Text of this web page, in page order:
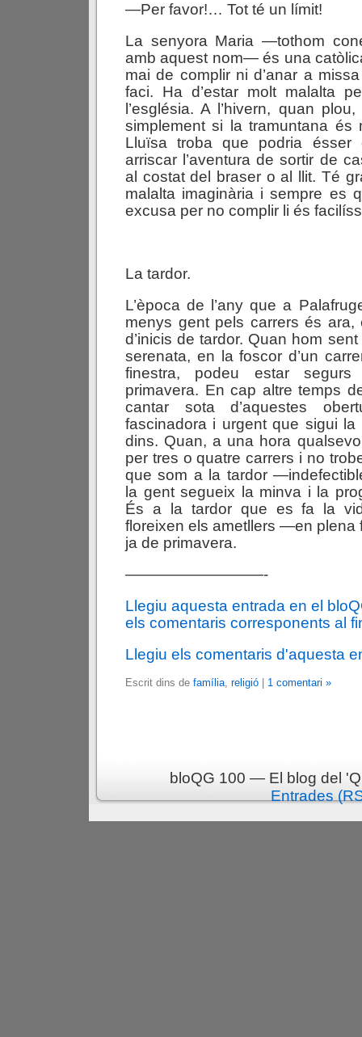
—Per favor!… Tot té un límit!
La senyora Maria —tothom
amb aquest nom— és una
mai de complir ni d’anar a
faci. Ha d’estar molt malalta
l’església. A l’hivern, quan
simplement si la tramuntana és
Lluïsa troba que podria
arriscar l’aventura de sortir de
al costat del braser o al llit. Té
malalta imaginària i sempre es
excusa per no complir li és
La tardor.
L’època de l’any que a
menys gent pels carrers és ara,
d’inicis de tardor. Quan hom
serenata, en la foscor d’un
finestra, podeu estar
primavera. En cap altre temps
cantar sota d’aquestes
fascinadora i urgent que sigui
dins. Quan, a una hora
per tres o quatre carrers i no
que som a la tardor
la gent segueix la minva i la
És a la tardor que es fa la
floreixen els ametllers —en plena
ja de primavera.
—————————-
Llegiu aquesta entrada en el
els comentaris corresponents al
Llegiu els comentaris d'aquesta
Escrit dins de família, religió 1 comentari »
bloQG 100 — El blog del
Entrades